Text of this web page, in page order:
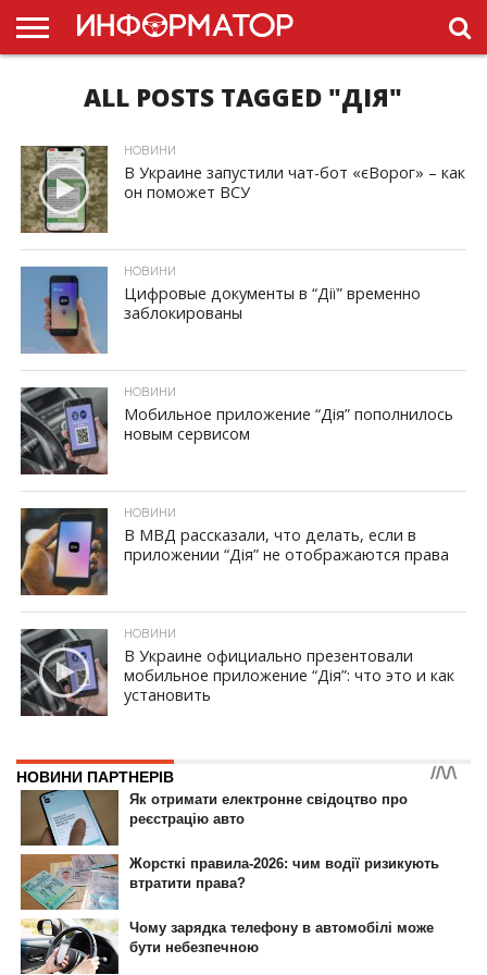
ГОЛОВНА
НОВИНИ
УКРАЇНИ
РЕКЛАМА
ПРОЕКТЫALL POSTS TAGGED "ДІЯ"
ID, "post_views_count", true); if ( $post_views >= 1) { ?>
НОВИНИ
В Украине запустили чат-бот «єВорог» – как
он поможет ВСУ
ID, "post_views_count", true); if ( $post_views >= 1) { ?>
НОВИНИ
Цифровые документы в “Дії” временно
заблокированы
ID, "post_views_count", true); if ( $post_views >= 1) { ?>
НОВИНИ
Мобильное приложение “Дія” пополнилось
новым сервисом
ID, "post_views_count", true); if ( $post_views >= 1) { ?>
НОВИНИ
В МВД рассказали, что делать, если в
приложении “Дія” не отображаются права
ID, "post_views_count", true); if ( $post_views >= 1) { ?>
НОВИНИ
В Украине официально презентовали
мобильное приложение “Дія”: что это и как
установить